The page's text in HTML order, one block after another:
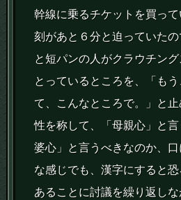
幹線に乗るチケットを買っ
刻があと６分と迫っていた
と短パンの人がクラウチン
とっているところを、「も
て、こんなところで。」と
性を称して、「母親心」と
婆心」と言うべきなのか、
な感じでも、漢字にすると
あることに討議を繰り返し